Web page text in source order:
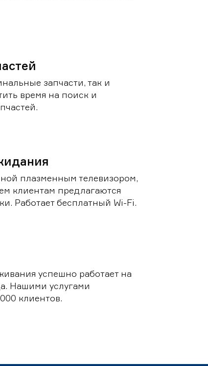
запчасти, так и
время на поиск и
плазменным телевизором,
клиентам предлагаются
Работает бесплатный Wi-Fi.
успешно работает на
Нашими услугами
клиентов.